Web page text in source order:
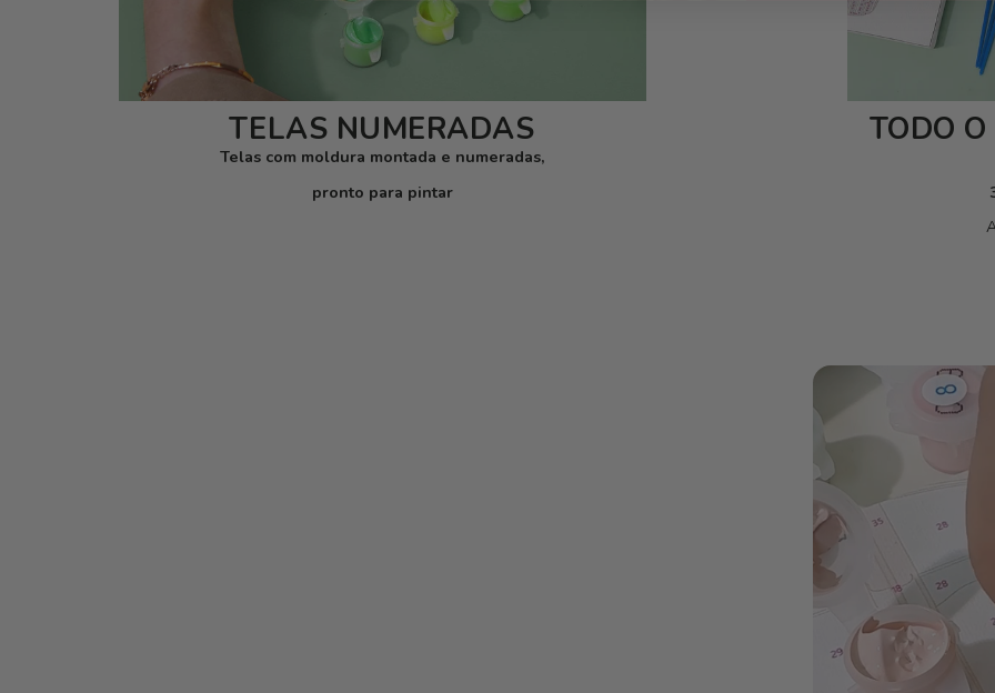
TELAS NUMERADAS
Telas com moldura montada e numeradas,
pronto para pintar
TODO